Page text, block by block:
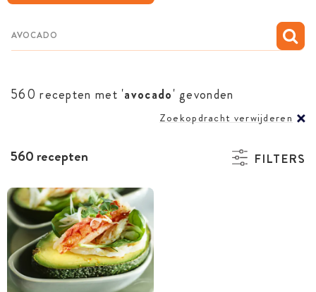
560 recepten met 'avocado' gevonden
Zoekopdracht verwijderen
560 recepten FILTERS
MIJN BEWAARDE RECEPTEN